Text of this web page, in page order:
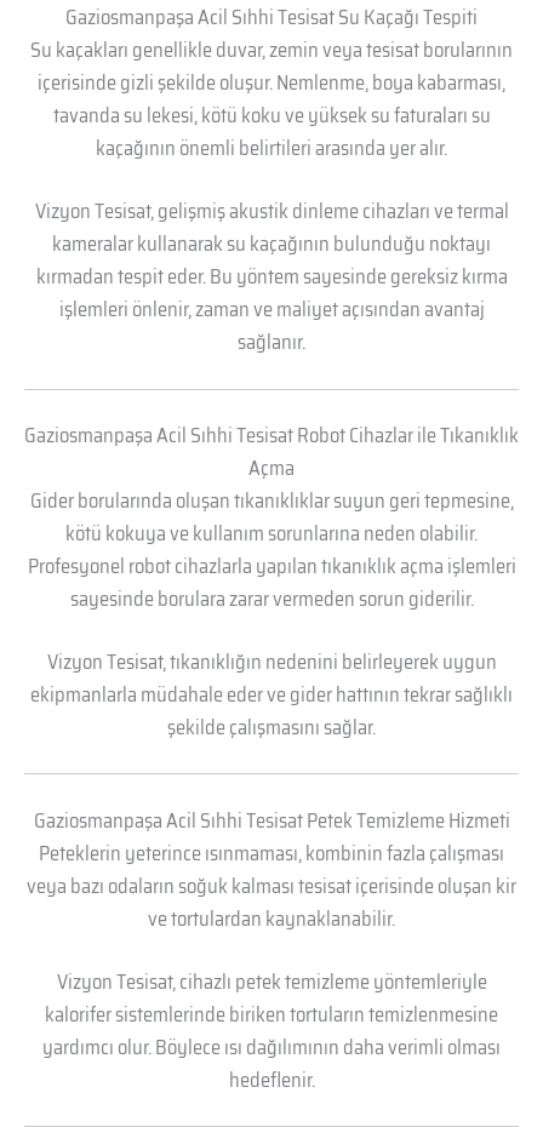
Gaziosmanpaşa Acil Sıhhi Tesisat Su Kaçağı Tespiti
Su kaçakları genellikle duvar, zemin veya tesisat borularının
içerisinde gizli şekilde oluşur. Nemlenme, boya kabarması,
tavanda su lekesi, kötü koku ve yüksek su faturaları su
kaçağının önemli belirtileri arasında yer alır.
Vizyon Tesisat, gelişmiş akustik dinleme cihazları ve termal
kameralar kullanarak su kaçağının bulunduğu noktayı
kırmadan tespit eder. Bu yöntem sayesinde gereksiz kırma
işlemleri önlenir, zaman ve maliyet açısından avantaj
sağlanır.
Gaziosmanpaşa Acil Sıhhi Tesisat Robot Cihazlar ile Tıkanıklık
Açma
Gider borularında oluşan tıkanıklıklar suyun geri tepmesine,
kötü kokuya ve kullanım sorunlarına neden olabilir.
Profesyonel robot cihazlarla yapılan tıkanıklık açma işlemleri
sayesinde borulara zarar vermeden sorun giderilir.
Vizyon Tesisat, tıkanıklığın nedenini belirleyerek uygun
ekipmanlarla müdahale eder ve gider hattının tekrar sağlıklı
şekilde çalışmasını sağlar.
Gaziosmanpaşa Acil Sıhhi Tesisat Petek Temizleme Hizmeti
Peteklerin yeterince ısınmaması, kombinin fazla çalışması
veya bazı odaların soğuk kalması tesisat içerisinde oluşan kir
ve tortulardan kaynaklanabilir.
Vizyon Tesisat, cihazlı petek temizleme yöntemleriyle
kalorifer sistemlerinde biriken tortuların temizlenmesine
yardımcı olur. Böylece ısı dağılımının daha verimli olması
hedeflenir.